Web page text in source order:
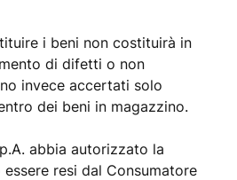
i beni non costituirà in
di difetti o non
invece accertati solo
dei beni in magazzino.
abbia autorizzato la
resi dal Consumatore